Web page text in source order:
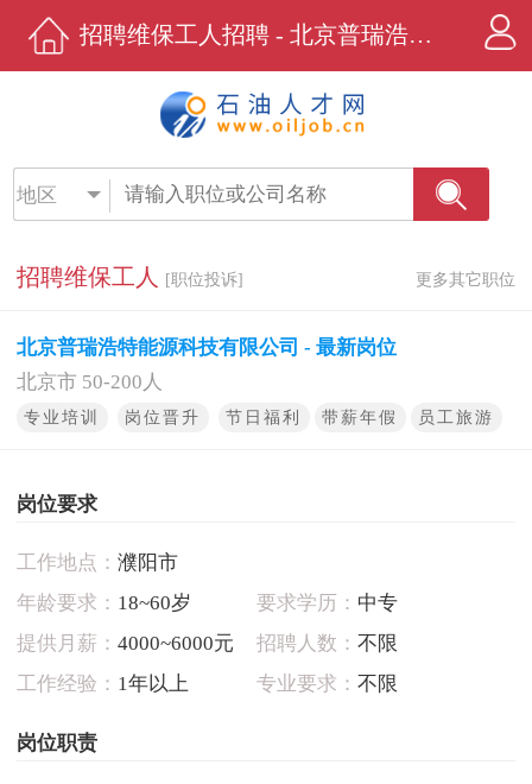
招聘维保工人招聘 - 北京普瑞浩特能源科技有限公司 - 石油人才网
地区
招聘维保工人 [职位投诉] 更多其它职位
北京普瑞浩特能源科技有限公司 - 最新岗位
北京市 50-200人
专业培训 岗位晋升 节日福利 带薪年假 员工旅游
岗位要求
工作地点： 濮阳市
年龄要求： 18~60岁 要求学历： 中专
提供月薪： 4000~6000元 招聘人数： 不限
工作经验： 1年以上 专业要求： 不限
岗位职责